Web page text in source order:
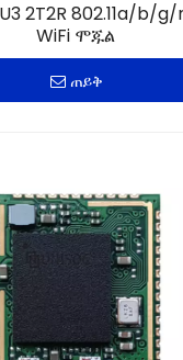
2T2R 802.11a/b/
WiFi ሞጁል
ጠይቅ